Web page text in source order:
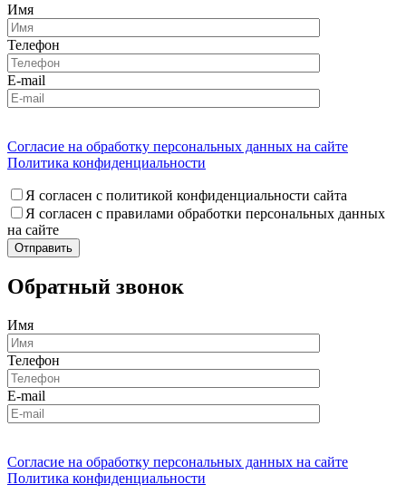
Имя
Телефон
E-mail
Согласие на обработку персональных данных на сайте
Политика конфиденциальности
Я согласен с политикой конфиденциальности сайта
Я согласен с правилами обработки персональных данных
на сайте
Обратный звонок
Имя
Телефон
E-mail
Согласие на обработку персональных данных на сайте
Политика конфиденциальности